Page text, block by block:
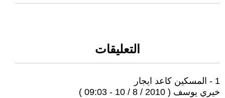
التعليقات
1 - المسكين كاعد ايجار
خيري يوسف ( 2010 / 8 / 10 - 09:03 )